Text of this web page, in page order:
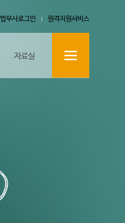
법무사로그인 원격지원서비스
자료실